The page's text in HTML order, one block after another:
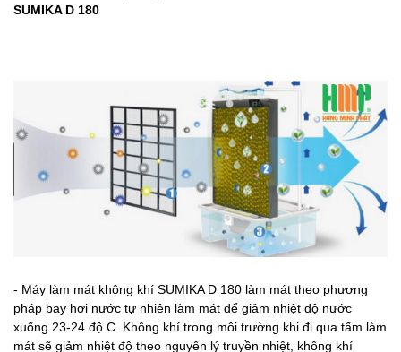
SUMIKA D 180
- Máy làm mát không khí SUMIKA D 180 làm mát theo phương
pháp bay hơi nước tự nhiên làm mát để giảm nhiệt độ nước
xuống 23-24 độ C. Không khí trong môi trường khi đi qua tấm làm
mát sẽ giảm nhiệt độ theo nguyên lý truyền nhiệt, không khí